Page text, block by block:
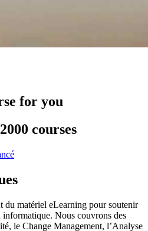
for you
courses
du matériel eLearning pour soutenir
informatique. Nous couvrons des
le Change Management, l’Analyse